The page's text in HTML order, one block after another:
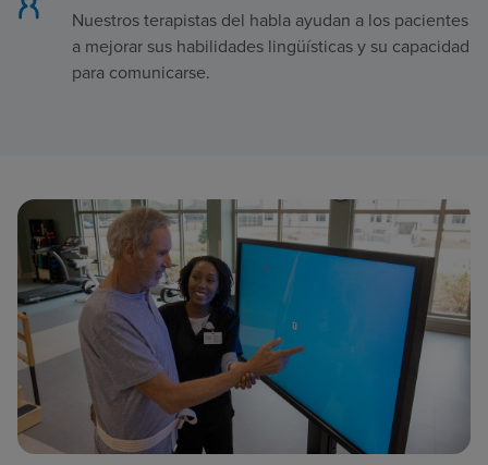
Nuestros terapistas del habla ayudan a los pacientes
a mejorar sus habilidades lingüísticas y su capacidad
para comunicarse.